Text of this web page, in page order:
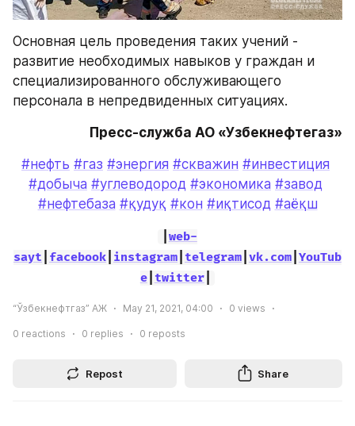
Основная цель проведения таких учений -
развитие необходимых навыков у граждан и
специализированного обслуживающего
персонала в непредвиденных ситуациях.
Пресс-служба АО «Узбекнефтегаз»
#нефть #газ #энергия #скважин #инвестиция
#добыча #углеводород #экономика #завод
#нефтебаза #қудуқ #кон #иқтисод #аёқш
web-
sayt facebook instagram telegram vk.com YouTub
e| twitter|
“Ўзбекнефтгаз” АЖ May 21, 2021, 04:00 0 views
0 reactions 0 replies 0 reposts
Repost Share